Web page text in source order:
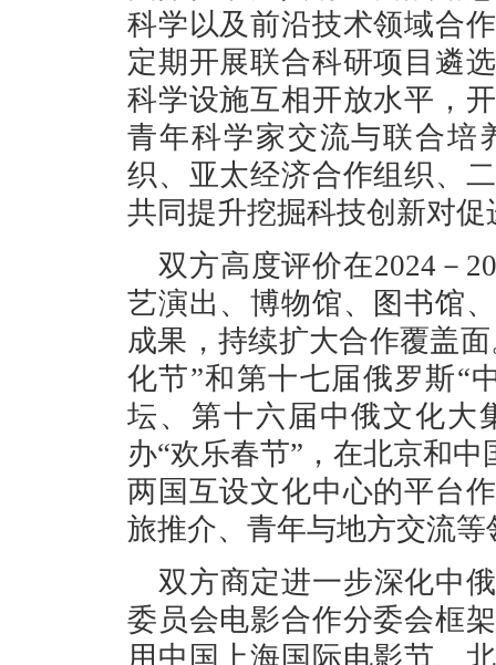
科学以及前沿技术领域合
定期开展联合科研项目遴
科学设施互相开放水平，
青年科学家交流与联合培
织、亚太经济合作组织、
共同提升挖掘科技创新对
双方高度评价在2024－
艺演出、博物馆、图书馆
成果，持续扩大合作覆盖
化节”和第十七届俄罗斯“
坛、第十六届中俄文化大
办“欢乐春节”，在北京和
两国互设文化中心的平台
旅推介、青年与地方交流
双方商定进一步深化中
委员会电影合作分委会框
用中国上海国际电影节、